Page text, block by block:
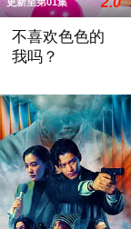
不喜欢色色的
我吗？